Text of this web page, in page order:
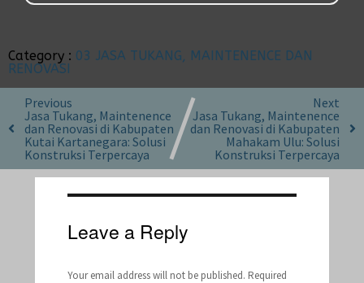
Category : 03 JASA TUKANG, MAINTENENCE DAN
RENOVASI
Previous
Jasa Tukang, Maintenence
dan Renovasi di Kabupaten
Kutai Kartanegara: Solusi
Konstruksi Terpercaya
Next
Jasa Tukang, Maintenence
dan Renovasi di Kabupaten
Mahakam Ulu: Solusi
Konstruksi Terpercaya
Leave a Reply
Your email address will not be published. Required